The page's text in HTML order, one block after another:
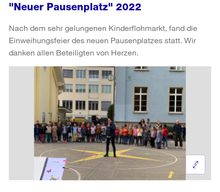
"Neuer Pausenplatz" 2022
Nach dem sehr gelungenen Kinderflohmarkt, fand die
Einweihungsfeier des neuen Pausenplatzes statt. Wir
danken allen Beteiligten von Herzen.